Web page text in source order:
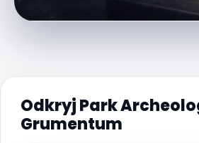
Odkryj Park
Grumentum